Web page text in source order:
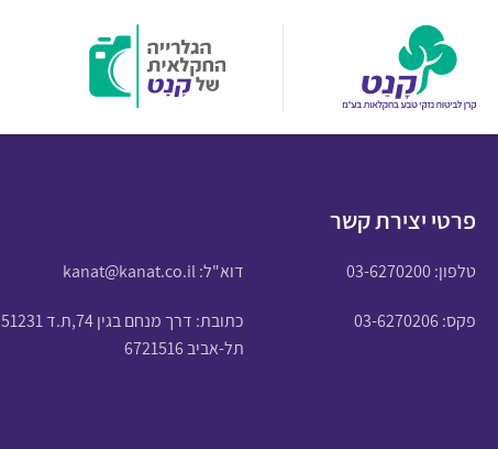
פרטי יצירת קשר
טלפון:03-6270200 דוא"ל:kanat@kanat.co.il
פקס: 03-6270206
כתובת: דרך מנחם בגין 74,ת.ד 51231
תל-אביב 6721516